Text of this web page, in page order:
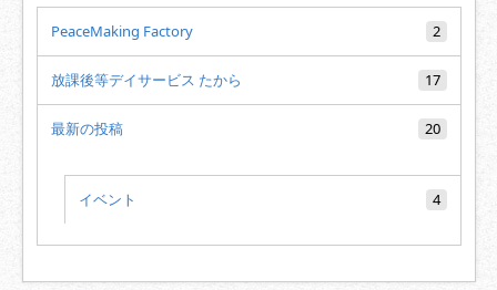
PeaceMaking Factory 2
放課後等デイサービス たから 17
最新の投稿 20
イベント 4